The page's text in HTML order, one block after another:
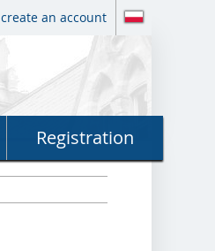
create an account
Registration